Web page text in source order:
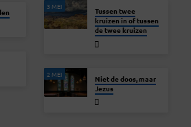
3 MEI
Tussen twee
kruizen in of tussen
de twee kruizen
2 MEI
Niet de doos, maar
Jezus